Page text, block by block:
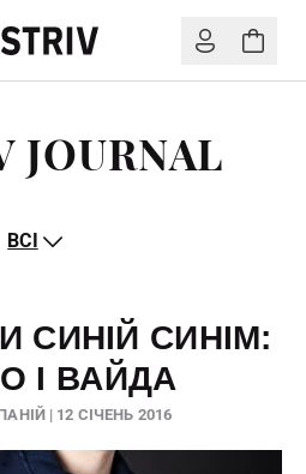
JOURNAL
ВСІ
СИНІЙ СИНІМ:
І ВАЙДА
| 12 СІЧЕНЬ 2016